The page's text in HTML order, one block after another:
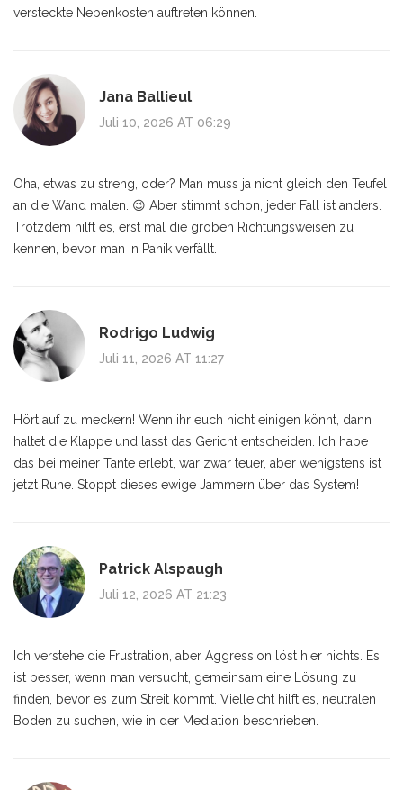
versteckte Nebenkosten auftreten können.
Jana Ballieul
Juli 10, 2026 AT 06:29
Oha, etwas zu streng, oder? Man muss ja nicht gleich den Teufel
an die Wand malen. 😉 Aber stimmt schon, jeder Fall ist anders.
Trotzdem hilft es, erst mal die groben Richtungsweisen zu
kennen, bevor man in Panik verfällt.
Rodrigo Ludwig
Juli 11, 2026 AT 11:27
Hört auf zu meckern! Wenn ihr euch nicht einigen könnt, dann
haltet die Klappe und lasst das Gericht entscheiden. Ich habe
das bei meiner Tante erlebt, war zwar teuer, aber wenigstens ist
jetzt Ruhe. Stoppt dieses ewige Jammern über das System!
Patrick Alspaugh
Juli 12, 2026 AT 21:23
Ich verstehe die Frustration, aber Aggression löst hier nichts. Es
ist besser, wenn man versucht, gemeinsam eine Lösung zu
finden, bevor es zum Streit kommt. Vielleicht hilft es, neutralen
Boden zu suchen, wie in der Mediation beschrieben.